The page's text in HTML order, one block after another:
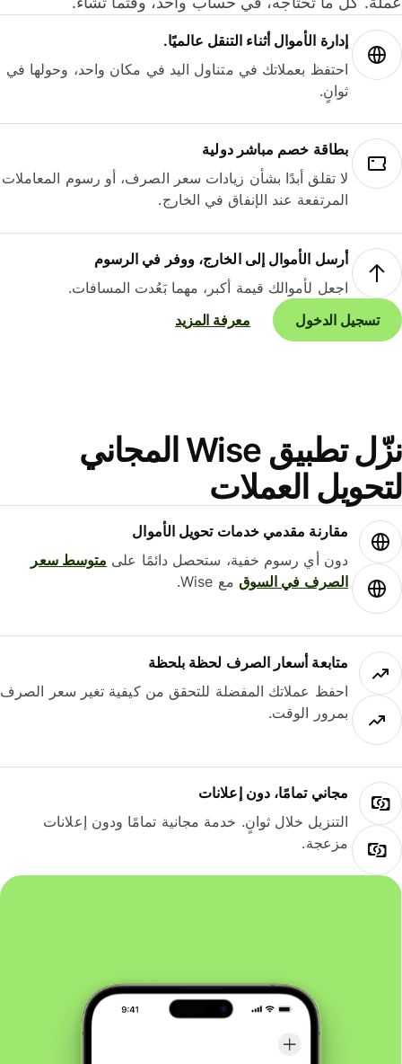
إدارة الأموال أثناء التنقل عالميًا.
احتفظ بعملاتك في متناول اليد في مكان واحد، وحولها في
ثوانٍ.
بطاقة خصم مباشر دولية
لا تقلق أبدًا بشأن زيادات سعر الصرف، أو رسوم المعاملات
المرتفعة عند الإنفاق في الخارج.
أرسل الأموال إلى الخارج، ووفر في الرسوم
اجعل لأموالك قيمة أكبر، مهما بَعُدت المسافات.
تسجيل الدخول
معرفة المزيد
نزّل تطبيق Wise المجاني
العملات
مقارنة مقدمي خدمات تحويل الأموال
دون أي رسوم خفية، ستحصل دائمًا علىمتوسط ​​سعر
الصرف في السوقمع Wise.
متابعة أسعار الصرف لحظة بلحظة
احفظ عملاتك المفضلة للتحقق من كيفية تغير سعر الصرف
بمرور الوقت.
مجاني تمامًا، دون إعلانات
التنزيل خلال ثوانٍ. خدمة مجانية تمامًا ودون إعلانات
مزعجة.